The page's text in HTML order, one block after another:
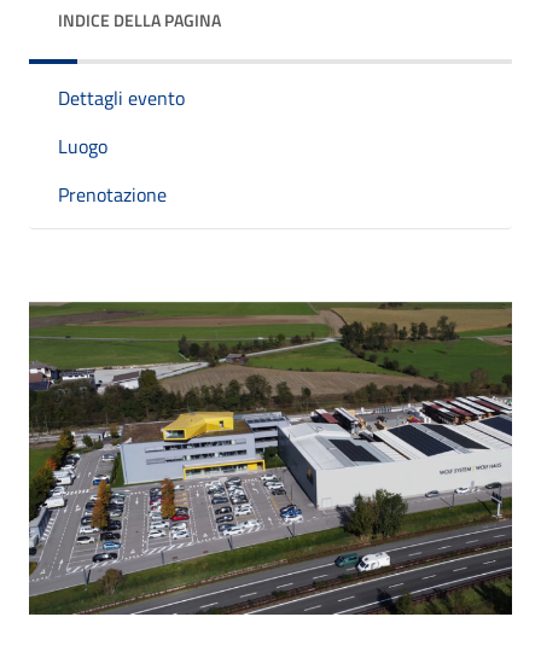
INDICE DELLA PAGINA
Dettagli evento
Luogo
Prenotazione